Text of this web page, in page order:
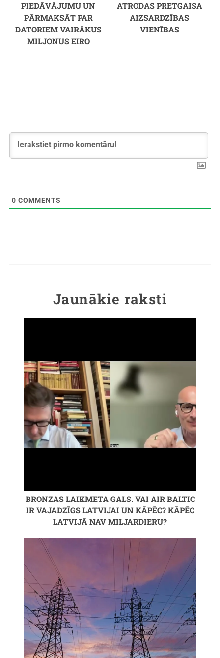
PIEDĀVĀJUMU UN
PĀRMAKSĀT PAR
DATORIEM VAIRĀKUS
MILJONUS EIRO
ATRODAS PRETGAISA
AIZSARDZĪBAS
VIENĪBAS
0 COMMENTS
Jaunākie raksti
BRONZAS LAIKMETA GALS. VAI AIR BALTIC
IR VAJADZĪGS LATVIJAI UN KĀPĒC? KĀPĒC
LATVIJĀ NAV MILJARDIERU?